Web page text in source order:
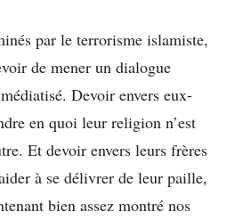
par le terrorisme islamiste,
de mener un dialogue
Devoir envers eux-
en quoi leur religion n’est
Et devoir envers leurs frères
à se délivrer de leur paille,
bien assez montré nos